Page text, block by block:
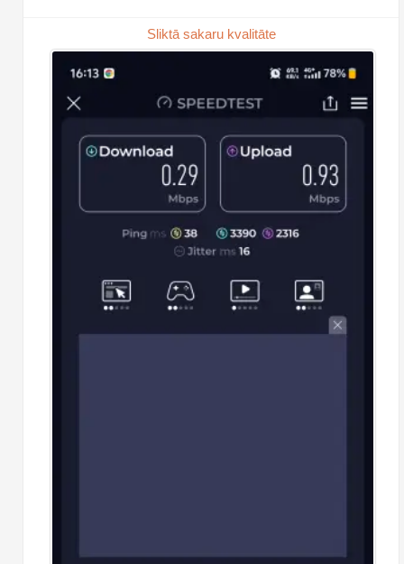
Sliktā sakaru kvalitāte